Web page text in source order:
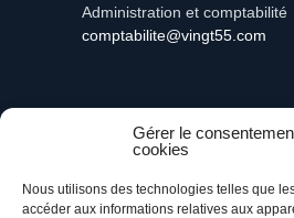
Gérer le
cookies
Nous utilisons des technologies telles que
accéder aux informations relatives aux
Administration et comptabilité
comptabilite@vingt55.com
Vingt55©Propulsé par Versom VR